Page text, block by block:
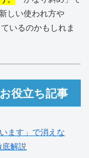
しい使われ方や
いるのかもしれま
役立ち記事
ます」で消えな
解説